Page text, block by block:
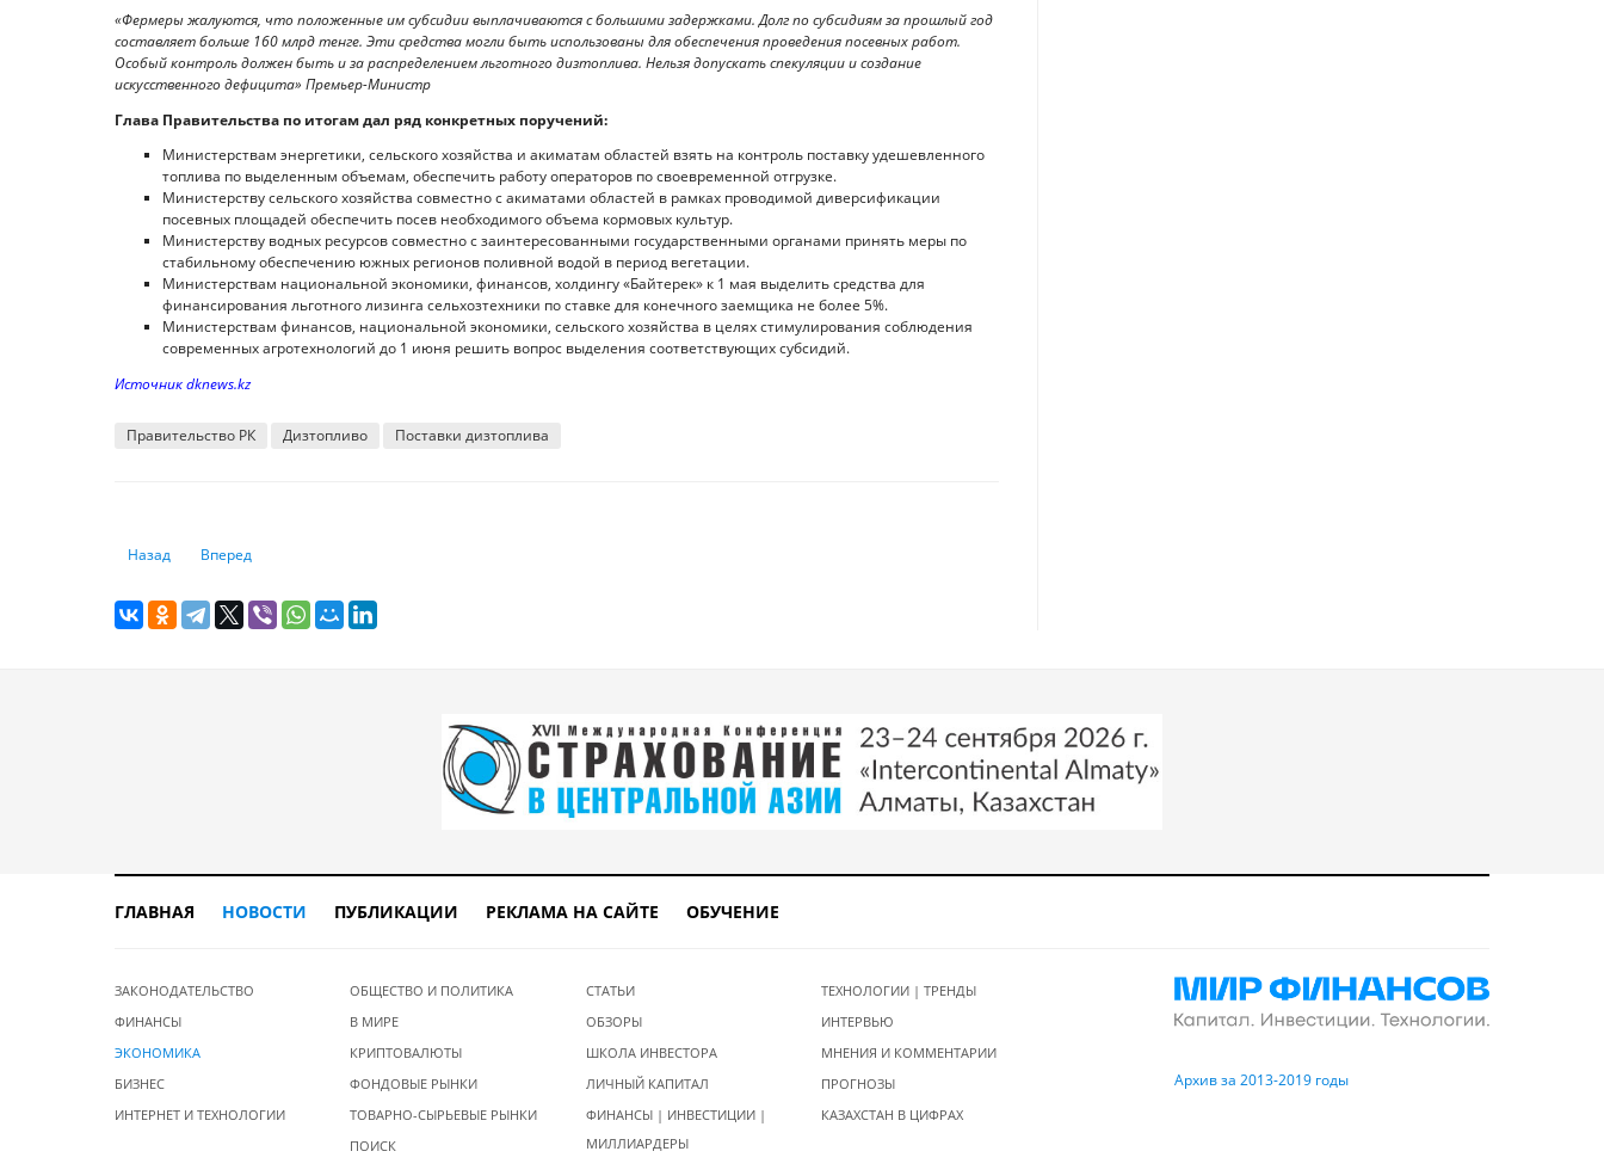
«Фермеры жалуются, что положенные им субсидии выплачиваются с большими задержками. Долг по субсидиям за прошлый год
составляет больше 160 млрд тенге. Эти средства могли быть использованы для обеспечения проведения посевных работ.
Особый контроль должен быть и за распределением льготного дизтоплива. Нельзя допускать спекуляции и создание
искусственного дефицита» Премьер-Министр
Глава Правительства по итогам дал ряд конкретных поручений:
Министерствам энергетики, сельского хозяйства и акиматам областей взять на контроль поставку удешевленного
топлива по выделенным объемам, обеспечить работу операторов по своевременной отгрузке.
Министерству сельского хозяйства совместно с акиматами областей в рамках проводимой диверсификации
посевных площадей обеспечить посев необходимого объема кормовых культур.
Министерству водных ресурсов совместно с заинтересованными государственными органами принять меры по
стабильному обеспечению южных регионов поливной водой в период вегетации.
Министерствам национальной экономики, финансов, холдингу «Байтерек» к 1 мая выделить средства для
финансирования льготного лизинга сельхозтехники по ставке для конечного заемщика не более 5%.
Министерствам финансов, национальной экономики, сельского хозяйства в целях стимулирования соблюдения
современных агротехнологий до 1 июня решить вопрос выделения соответствующих субсидий.
Источник dknews.kz
Правительство РК Дизтопливо Поставки дизтоплива
Предыдущий: ЕАЭС: индекс потребительских цен составил 107,5% в годовом выражении
Назад Следующий: Еще один запрет вместо системных реформ
Вперед
ГЛАВНАЯ НОВОСТИ ПУБЛИКАЦИИ РЕКЛАМА НА САЙТЕ ОБУЧЕНИЕ
ЗАКОНОДАТЕЛЬСТВО
ФИНАНСЫ
ЭКОНОМИКА
БИЗНЕС
ИНТЕРНЕТ И ТЕХНОЛОГИИ
ОБЩЕСТВО И ПОЛИТИКА
В МИРЕ
КРИПТОВАЛЮТЫ
ФОНДОВЫЕ РЫНКИ
ТОВАРНО-СЫРЬЕВЫЕ РЫНКИ
ПОИСК
СТАТЬИ
ОБЗОРЫ
ШКОЛА ИНВЕСТОРА
ЛИЧНЫЙ КАПИТАЛ
ФИНАНСЫ | ИНВЕСТИЦИИ |
МИЛЛИАРДЕРЫ
ТЕХНОЛОГИИ | ТРЕНДЫ
ИНТЕРВЬЮ
МНЕНИЯ И КОММЕНТАРИИ
ПРОГНОЗЫ
КАЗАХСТАН В ЦИФРАХ
Архив за 2013-2019 годы